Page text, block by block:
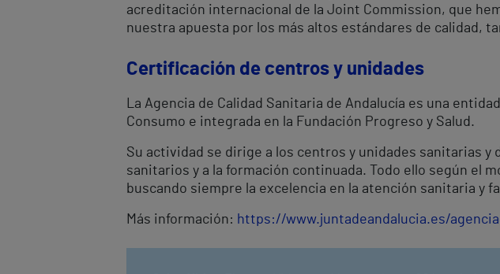
acreditación internacional de la Joint Commission, que
nuestra apuesta por los más altos estándares de calidad,
Certificación de centros y unidades
La Agencia de Calidad Sanitaria de Andalucía es una
Consumo e integrada en la Fundación Progreso y Salud.
Su actividad se dirige a los centros y unidades sanitarias
sanitarios y a la formación continuada. Todo ello según el
buscando siempre la excelencia en la atención sanitaria y
Más información: https://www.juntadeandalucia.es/